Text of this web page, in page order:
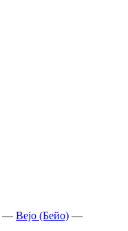
— Bejo (Бейо) —